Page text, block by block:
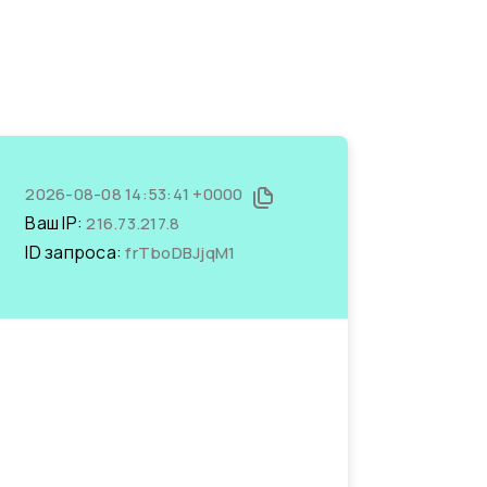
2026-08-08 14:53:41 +0000
Ваш IP:216.73.217.8
ID запроса:frTboDBJjqM1